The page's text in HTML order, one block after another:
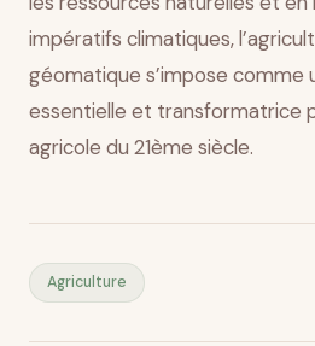
impératifs climatiques,
géomatique s’impose comme
essentielle et transformatrice
agricole du 21ème siècle.
Agriculture